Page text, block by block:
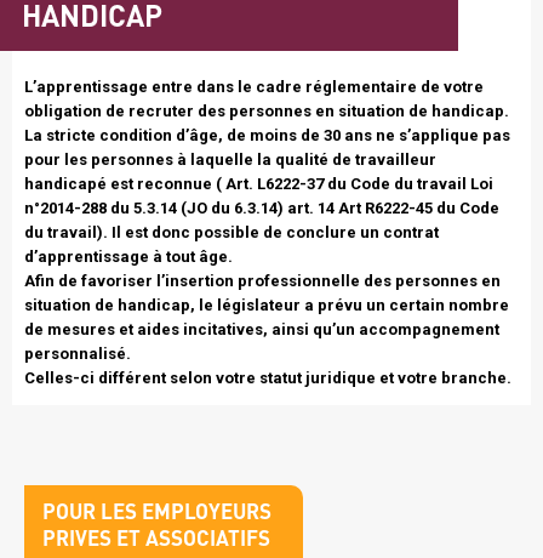
HANDICAP
Texte
intro
L’apprentissage entre dans le cadre réglementaire de votre
obligation de recruter des personnes en situation de handicap.
La stricte condition d’âge, de moins de 30 ans ne s’applique pas
pour les personnes à laquelle la qualité de travailleur
handicapé est reconnue ( Art. L6222-37 du Code du travail Loi
n°2014-288 du 5.3.14 (JO du 6.3.14) art. 14 Art R6222-45 du Code
du travail). Il est donc possible de conclure un contrat
d’apprentissage à tout âge.
Afin de favoriser l’insertion professionnelle des personnes en
situation de handicap, le législateur a prévu un certain nombre
de mesures et aides incitatives, ainsi qu’un accompagnement
personnalisé.
Celles-ci différent selon votre statut juridique et votre branche.
Titre
bloc
POUR LES EMPLOYEURS
PRIVES ET ASSOCIATIFS